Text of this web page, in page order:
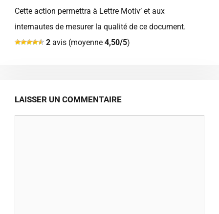
Cette action permettra à Lettre Motiv’ et aux
internautes de mesurer la qualité de ce document.
2 avis (moyenne 4,50/5)
LAISSER UN COMMENTAIRE